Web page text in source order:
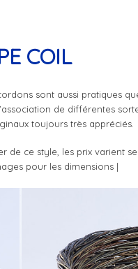
COIL
sont aussi pratiques
de différentes
toujours très appréciés.
de ce style, les prix varient
pour les dimensions |